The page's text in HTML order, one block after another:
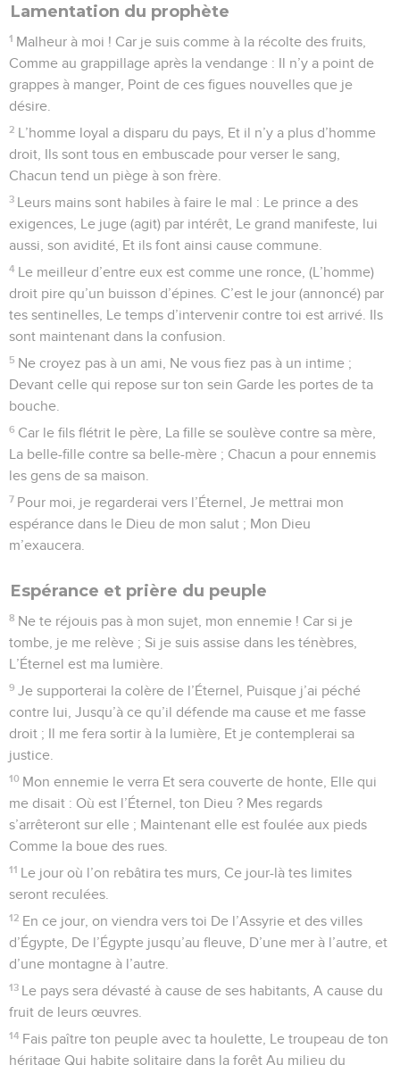
Lamentation du prophète
1 Malheur à moi ! Car je suis comme à la récolte des fruits,
Comme au grappillage après la vendange : Il n’y a point de
grappes à manger, Point de ces figues nouvelles que je
désire.
2 L’homme loyal a disparu du pays, Et il n’y a plus d’homme
droit, Ils sont tous en embuscade pour verser le sang,
Chacun tend un piège à son frère.
3 Leurs mains sont habiles à faire le mal : Le prince a des
exigences, Le juge (agit) par intérêt, Le grand manifeste, lui
aussi, son avidité, Et ils font ainsi cause commune.
4 Le meilleur d’entre eux est comme une ronce, (L’homme)
droit pire qu’un buisson d’épines. C’est le jour (annoncé) par
tes sentinelles, Le temps d’intervenir contre toi est arrivé. Ils
sont maintenant dans la confusion.
5 Ne croyez pas à un ami, Ne vous fiez pas à un intime ;
Devant celle qui repose sur ton sein Garde les portes de ta
bouche.
6 Car le fils flétrit le père, La fille se soulève contre sa mère,
La belle-fille contre sa belle-mère ; Chacun a pour ennemis
les gens de sa maison.
7 Pour moi, je regarderai vers l’Éternel, Je mettrai mon
espérance dans le Dieu de mon salut ; Mon Dieu
m’exaucera.
Espérance et prière du peuple
8 Ne te réjouis pas à mon sujet, mon ennemie ! Car si je
tombe, je me relève ; Si je suis assise dans les ténèbres,
L’Éternel est ma lumière.
9 Je supporterai la colère de l’Éternel, Puisque j’ai péché
contre lui, Jusqu’à ce qu’il défende ma cause et me fasse
droit ; Il me fera sortir à la lumière, Et je contemplerai sa
justice.
10 Mon ennemie le verra Et sera couverte de honte, Elle qui
me disait : Où est l’Éternel, ton Dieu ? Mes regards
s’arrêteront sur elle ; Maintenant elle est foulée aux pieds
Comme la boue des rues.
11 Le jour où l’on rebâtira tes murs, Ce jour-là tes limites
seront reculées.
12 En ce jour, on viendra vers toi De l’Assyrie et des villes
d’Égypte, De l’Égypte jusqu’au fleuve, D’une mer à l’autre, et
d’une montagne à l’autre.
13 Le pays sera dévasté à cause de ses habitants, A cause du
fruit de leurs œuvres.
14 Fais paître ton peuple avec ta houlette, Le troupeau de ton
héritage Qui habite solitaire dans la forêt Au milieu du